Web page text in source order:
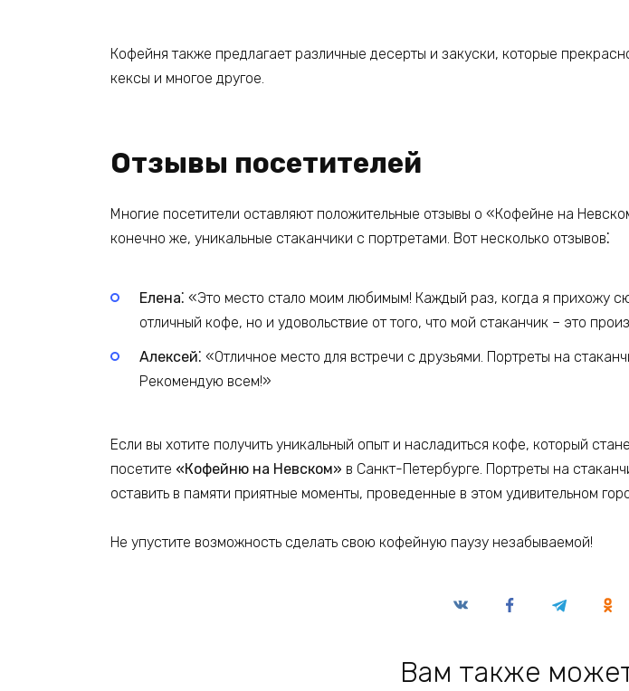
Кофейня также предлагает различные десерты и закуски, которые
кексы и многое другое.
Отзывы посетителей
Многие посетители оставляют положительные отзывы о «Кофейне на
конечно же, уникальные стаканчики с портретами. Вот несколько отзывов⁚
Елена⁚ «Это место стало моим любимым! Каждый раз, когда я прихожу
отличный кофе, но и удовольствие от того, что мой стаканчик – это
Алексей⁚ «Отличное место для встречи с друзьями. Портреты на
Рекомендую всем!»
Если вы хотите получить уникальный опыт и насладиться кофе, который
посетите «Кофейню на Невском» в Санкт-Петербурге. Портреты на
оставить в памяти приятные моменты, проведенные в этом удивительном
Не упустите возможность сделать свою кофейную паузу незабываемой!
Вам также